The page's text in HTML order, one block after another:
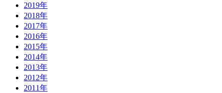
2019年
2018年
2017年
2016年
2015年
2014年
2013年
2012年
2011年